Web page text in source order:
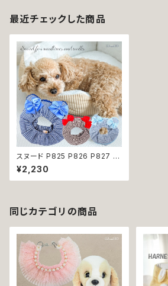
最近チェックした商品
スヌード P825 P826 P827 カ
チューシャ 耳カバー チェック く
ま耳 ドッグウェア ドッグ ウェア
ドッグウエア 犬 猫 ペット 服 犬
¥2,230
同じカテゴリの商品